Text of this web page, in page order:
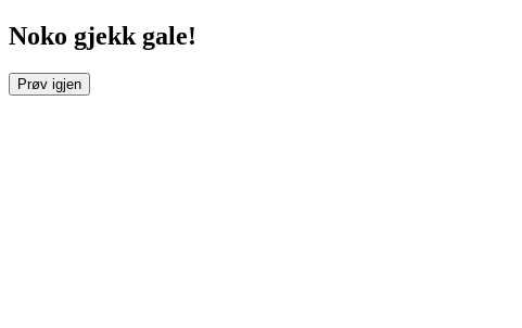
Noko gjekk gale!
Prøv igjen